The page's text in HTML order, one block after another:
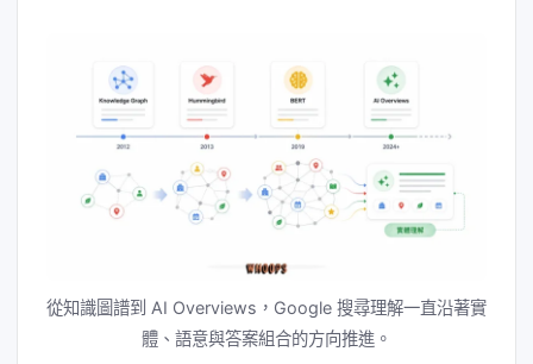
從知識圖譜到 AI Overviews，Google 搜尋理解一直沿著實
體、語意與答案組合的方向推進。